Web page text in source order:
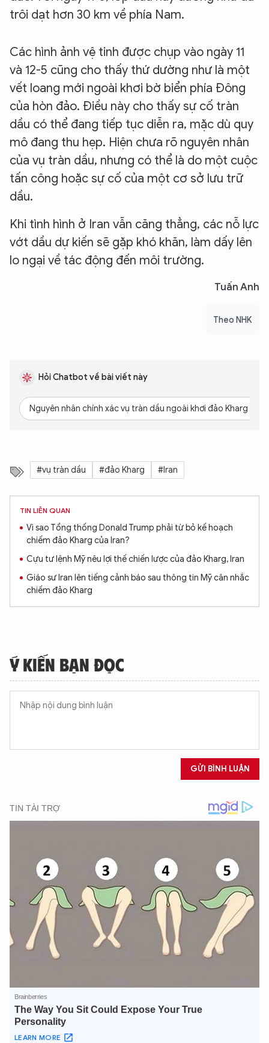
trôi dạt hơn 30 km về phía Nam.
Các hình ảnh vệ tinh được chụp vào ngày 11
và 12-5 cũng cho thấy thứ dường như là một
vết loang mới ngoài khơi bờ biển phía Đông
của hòn đảo. Điều này cho thấy sự cố tràn
dầu có thể đang tiếp tục diễn ra, mặc dù quy
mô đang thu hẹp. Hiện chưa rõ nguyên nhân
của vụ tràn dầu, nhưng có thể là do một cuộc
tấn công hoặc sự cố của một cơ sở lưu trữ
dầu.
Khi tình hình ở Iran vẫn căng thẳng, các nỗ lực
vớt dầu dự kiến sẽ gặp khó khăn, làm dấy lên
lo ngại về tác động đến môi trường.
Tuấn Anh
Theo NHK
Hỏi Chatbot về bài viết này
Nguyên nhân chính xác vụ tràn dầu ngoài khơi đảo Kharg là
#vụ tràn dầu #đảo Kharg #Iran
TIN LIÊN QUAN
Vì sao Tổng thống Donald Trump phải từ bỏ kế hoạch
chiếm đảo Kharg của Iran?
Cựu tư lệnh Mỹ nêu lợi thế chiến lược của đảo Kharg, Iran
Giáo sư Iran lên tiếng cảnh báo sau thông tin Mỹ cân nhắc
chiếm đảo Kharg
Ý KIẾN BẠN ĐỌC
GỬI BÌNH LUẬN